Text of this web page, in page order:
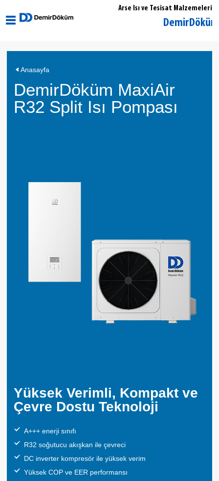
Arse Isı ve Tesisat Malzemeleri
Düzce Akçakoca DemirDöküm
Anasayfa
DemirDöküm MaxiAir
R32 Split Isı Pompası
Yüksek Verimli, Kompakt ve
Çevre Dostu Teknoloji
A+++ enerji sınıfı
R32 soğutucu akışkan ile çevreci
DC inverter kompresör ile yüksek verim
Yüksek COP ve EER performansı